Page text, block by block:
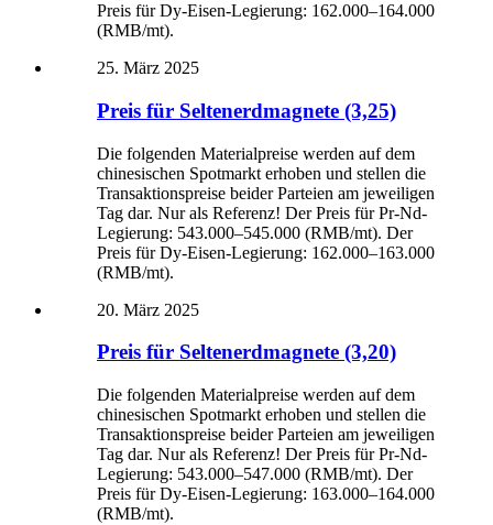
Preis für Dy-Eisen-Legierung: 162.000–164.000
(RMB/mt).
25. März 2025
Preis für Seltenerdmagnete (3,25)
Die folgenden Materialpreise werden auf dem
chinesischen Spotmarkt erhoben und stellen die
Transaktionspreise beider Parteien am jeweiligen
Tag dar. Nur als Referenz! Der Preis für Pr-Nd-
Legierung: 543.000–545.000 (RMB/mt). Der
Preis für Dy-Eisen-Legierung: 162.000–163.000
(RMB/mt).
20. März 2025
Preis für Seltenerdmagnete (3,20)
Die folgenden Materialpreise werden auf dem
chinesischen Spotmarkt erhoben und stellen die
Transaktionspreise beider Parteien am jeweiligen
Tag dar. Nur als Referenz! Der Preis für Pr-Nd-
Legierung: 543.000–547.000 (RMB/mt). Der
Preis für Dy-Eisen-Legierung: 163.000–164.000
(RMB/mt).